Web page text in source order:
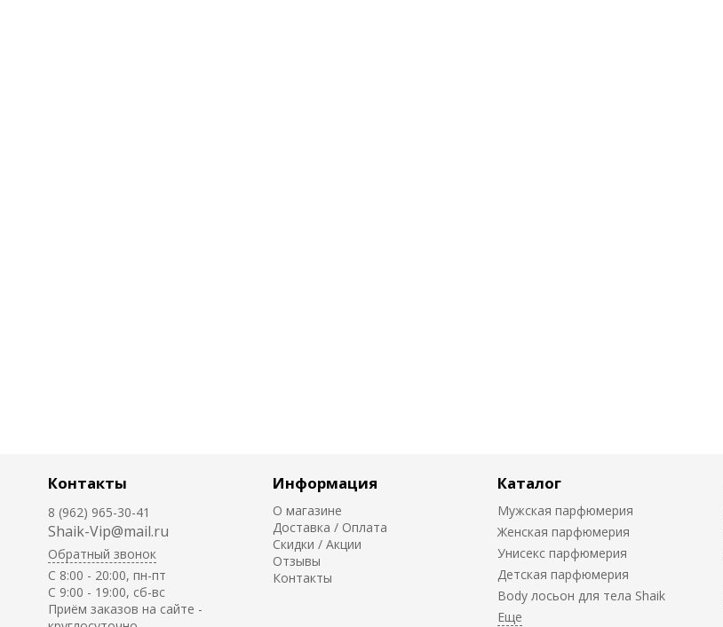
Контакты
8 (962) 965-30-41
Shaik-Vip@mail.ru
Обратный звонок
C 8:00 - 20:00, пн-пт
С 9:00 - 19:00, сб-вс
Приём заказов на сайте -
Информация
О магазине
Доставка / Оплата
Скидки / Акции
Отзывы
Контакты
Каталог
Мужская парфюмерия
Женская парфюмерия
Унисекс парфюмерия
Детская парфюмерия
Body лосьон для тела Shaik